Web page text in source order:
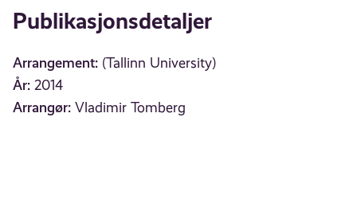
Publikasjonsdetaljer
Arrangement: (Tallinn University)
År: 2014
Arrangør: Vladimir Tomberg